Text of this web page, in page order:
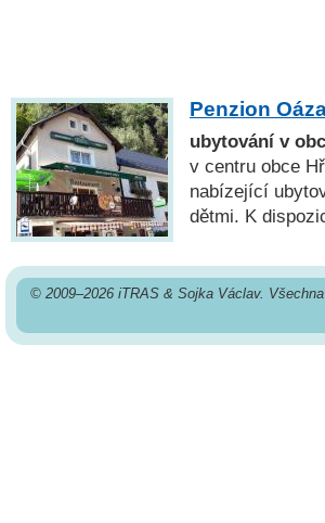
Penzion
ubytování v
v centru obce
nabízející
dětmi. K
© 2009–2026 iTRAS & Sojka Václav. Všechna